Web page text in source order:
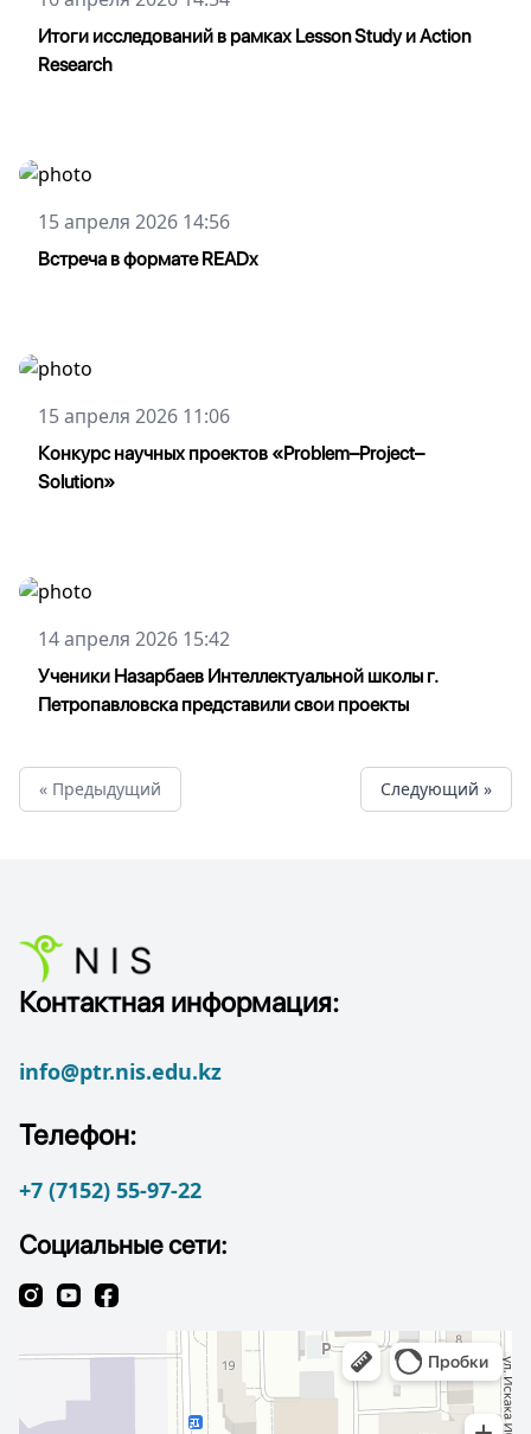
Итоги исследований в рамках Lesson Study и Action
Research
15 апреля 2026 14:56
Bстреча в формате READx
15 апреля 2026 11:06
Конкурс научных проектов «Problem–Project–
Solution»
14 апреля 2026 15:42
Ученики Назарбаев Интеллектуальной школы г.
Петропавловска представили свои проекты
« Предыдущий Cледующий »
Контактная информация:
info@ptr.nis.edu.kz
Телефон:
+7 (7152) 55-97-22
Социальные сети: